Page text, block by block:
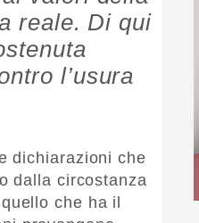
reale. Di qui
l’usura
dichiarazioni che
dalla circostanza
che ha il